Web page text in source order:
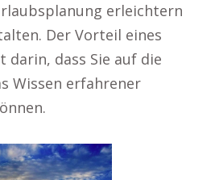
erleichtern
Der Vorteil eines
darin, dass Sie auf die
Wissen erfahrener